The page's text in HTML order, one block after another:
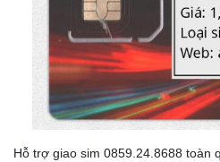
Hỗ trợ giao sim 0859.24.8688 toàn